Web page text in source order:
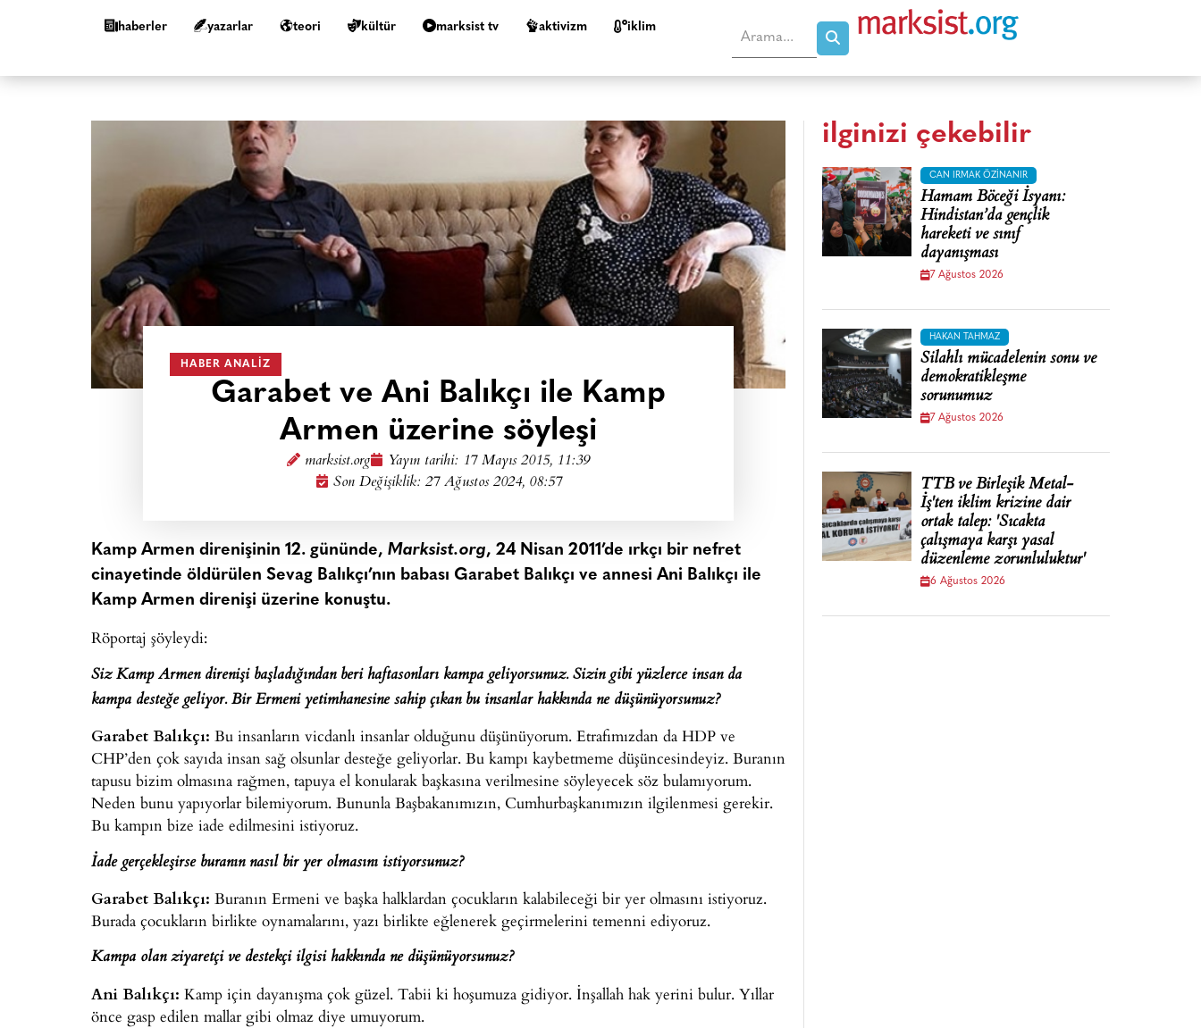
haberler yazarlar teori kültür marksist tv aktivizm i̇klim
HABER ANALIZ
Garabet ve Ani Balıkçı ile Kamp
Armen üzerine söyleşi
marksist.org Yayın tarihi: 17 Mayıs 2015, 11:39
Son Değişiklik: 27 Ağustos 2024, 08:57
Kamp Armen direnişinin 12. gününde, Marksist.org, 24 Nisan 2011’de ırkçı bir nefret
cinayetinde öldürülen Sevag Balıkçı’nın babası Garabet Balıkçı ve annesi Ani Balıkçı ile
Kamp Armen direnişi üzerine konuştu.
Röportaj şöyleydi:
Siz Kamp Armen direnişi başladığından beri haftasonları kampa geliyorsunuz. Sizin gibi yüzlerce insan da
kampa desteğe geliyor. Bir Ermeni yetimhanesine sahip çıkan bu insanlar hakkında ne düşünüyorsunuz?
Garabet Balıkçı: Bu insanların vicdanlı insanlar olduğunu düşünüyorum. Etrafımızdan da HDP ve
CHP’den çok sayıda insan sağ olsunlar desteğe geliyorlar. Bu kampı kaybetmeme düşüncesindeyiz. Buranın
tapusu bizim olmasına rağmen, tapuya el konularak başkasına verilmesine söyleyecek söz bulamıyorum.
Neden bunu yapıyorlar bilemiyorum. Bununla Başbakanımızın, Cumhurbaşkanımızın ilgilenmesi gerekir.
Bu kampın bize iade edilmesini istiyoruz.
İade gerçekleşirse buranın nasıl bir yer olmasını istiyorsunuz?
Garabet Balıkçı: Buranın Ermeni ve başka halklardan çocukların kalabileceği bir yer olmasını istiyoruz.
Burada çocukların birlikte oynamalarını, yazı birlikte eğlenerek geçirmelerini temenni ediyoruz.
Kampa olan ziyaretçi ve destekçi ilgisi hakkında ne düşünüyorsunuz?
Ani Balıkçı: Kamp için dayanışma çok güzel. Tabii ki hoşumuza gidiyor. İnşallah hak yerini bulur. Yıllar
önce gasp edilen mallar gibi olmaz diye umuyorum.
ilginizi çekebilir
CAN IRMAK ÖZINANIR
Hamam Böceği İsyanı:
Hindistan’da gençlik
hareketi ve sınıf
dayanışması
7 Ağustos 2026
HAKAN TAHMAZ
Silahlı mücadelenin sonu ve
demokratikleşme
sorunumuz
7 Ağustos 2026
TTB ve Birleşik Metal-
İş'ten iklim krizine dair
ortak talep: 'Sıcakta
çalışmaya karşı yasal
düzenleme zorunluluktur'
6 Ağustos 2026